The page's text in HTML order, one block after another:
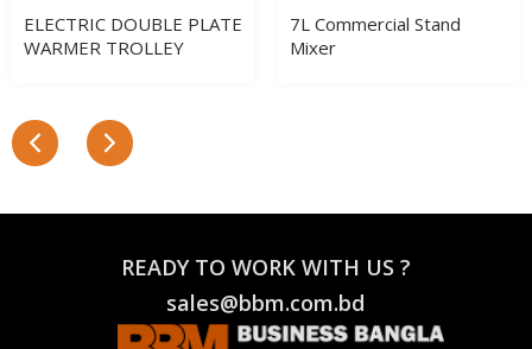
ELECTRIC DOUBLE PLATE
WARMER TROLLEY
7L Commercial Stand
Mixer
READY TO WORK WITH US ?
sales@bbm.com.bd